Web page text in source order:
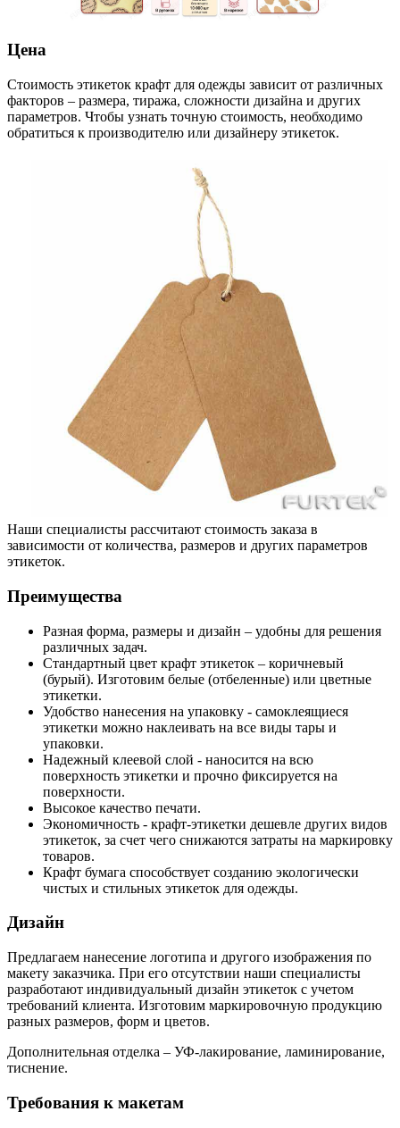
Цена
Стоимость этикеток крафт для одежды зависит от различных
факторов – размера, тиража, сложности дизайна и других
параметров. Чтобы узнать точную стоимость, необходимо
обратиться к производителю или дизайнеру этикеток.
Наши специалисты рассчитают стоимость заказа в
зависимости от количества, размеров и других параметров
этикеток.
Преимущества
Разная форма, размеры и дизайн – удобны для решения
различных задач.
Стандартный цвет крафт этикеток – коричневый
(бурый). Изготовим белые (отбеленные) или цветные
этикетки.
Удобство нанесения на упаковку - самоклеящиеся
этикетки можно наклеивать на все виды тары и
упаковки.
Надежный клеевой слой - наносится на всю
поверхность этикетки и прочно фиксируется на
поверхности.
Высокое качество печати.
Экономичность - крафт-этикетки дешевле других видов
этикеток, за счет чего снижаются затраты на маркировку
товаров.
Крафт бумага способствует созданию экологически
чистых и стильных этикеток для одежды.
Дизайн
Предлагаем нанесение логотипа и другого изображения по
макету заказчика. При его отсутствии наши специалисты
разработают индивидуальный дизайн этикеток с учетом
требований клиента. Изготовим маркировочную продукцию
разных размеров, форм и цветов.
Дополнительная отделка – УФ-лакирование, ламинирование,
тиснение.
Требования к макетам